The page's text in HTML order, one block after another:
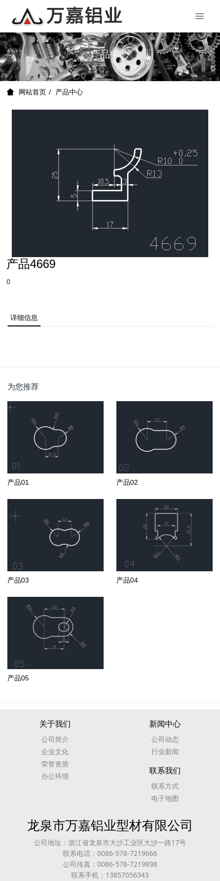
产品中心
网站首页 产品中心
产品4669
0
详细信息
为您推荐
产品01 产品02
产品03 产品04
产品05
关于我们
公司简介
企业文化
荣誉资质
办公环境
新闻中心
公司动态
行业新闻
联系我们
联系方式
电子地图
龙泉市万嘉铝业型材有限公司
公司地址：浙江省龙泉市大沙工业区大沙一路17号
联系电话：0086-578-7219666
公司传真：0086-578-7219898
联系手机：13857056343